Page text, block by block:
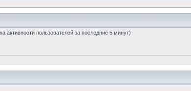
активности пользователей за последние 5 минут)